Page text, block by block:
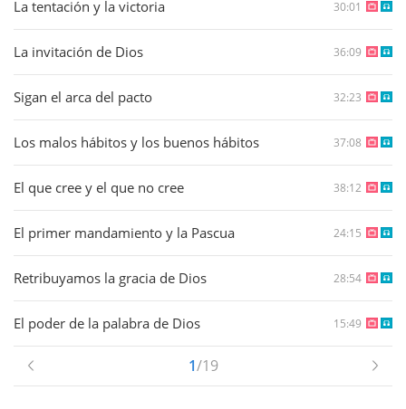
La tentación y la victoria 30:01
La invitación de Dios 36:09
Sigan el arca del pacto 32:23
Los malos hábitos y los buenos hábitos 37:08
El que cree y el que no cree 38:12
El primer mandamiento y la Pascua 24:15
Retribuyamos la gracia de Dios 28:54
El poder de la palabra de Dios 15:49
1/19